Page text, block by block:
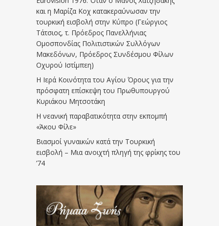
και η Μαρίζα Κοχ κατακεραύνωσαν την
τουρκική εισβολή στην Κύπρο (Γεώργιος
Τάτσιος, τ. Πρόεδρος Πανελλήνιας
Ομοσπονδίας Πολιτιστικών Συλλόγων
Μακεδόνων, Πρόεδρος Συνδέσμου Φίλων
Οχυρού Ιστίμπεη)
Η Ιερά Κοινότητα του Αγίου Όρους για την
πρόσφατη επίσκεψη του Πρωθυπουργού
Κυριάκου Μητσοτάκη
Η νεανική παραβατικότητα στην εκπομπή
«Άκου Φίλε»
Βιασμοί γυναικών κατά την Τουρκική
εισβολή – Μια ανοιχτή πληγή της φρίκης του
’74